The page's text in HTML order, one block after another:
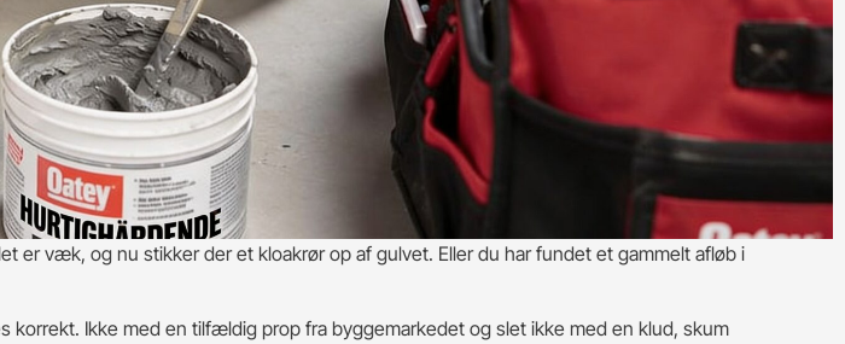
væk, og nu stikker der et kloakrør op af gulvet. Eller du har fundet et gammelt afløb i
korrekt. Ikke med en tilfældig prop fra byggemarkedet og slet ikke med en klud, skum